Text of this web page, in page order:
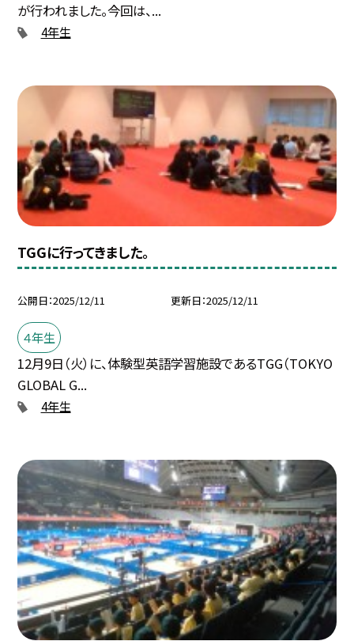
が行われました。今回は、...
4年生
TGGに行ってきました。
公開日 2025/12/11 更新日 2025/12/11
４年生
12月9日（火）に、体験型英語学習施設であるTGG（TOKYO
GLOBAL G...
4年生